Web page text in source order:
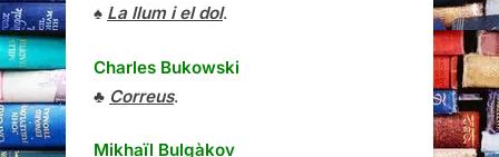
♠ La llum i el dol.
Charles Bukowski
♣ Correus.
Mikhaïl Bulgàkov